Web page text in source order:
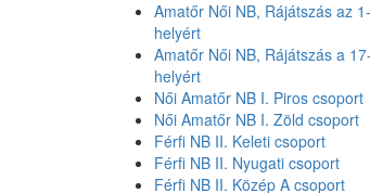
Amatőr Női NB, Rájátszás az
helyért
Amatőr Női NB, Rájátszás a
helyért
Női Amatőr NB I. Piros csoport
Női Amatőr NB I. Zöld csoport
Férfi NB II. Keleti csoport
Férfi NB II. Nyugati csoport
Férfi NB II. Közép A csoport